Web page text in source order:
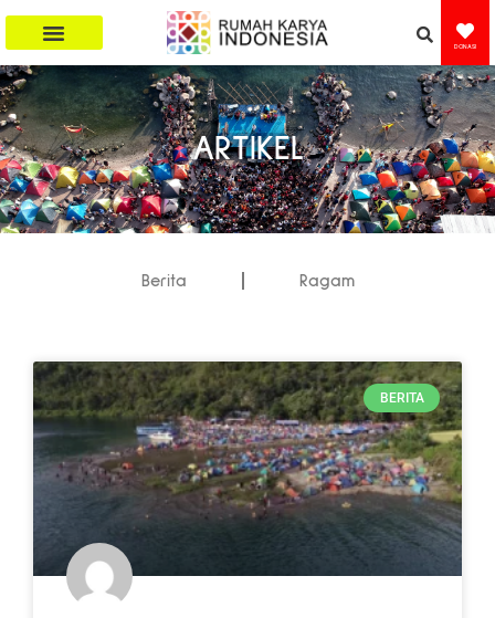
DONASI
ARTIKEL
Berita Ragam
BERITA